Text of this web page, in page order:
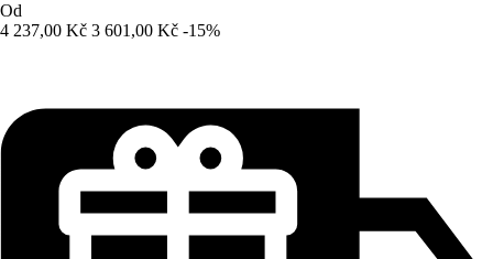
Od
4 237,00 Kč 3 601,00 Kč -15%